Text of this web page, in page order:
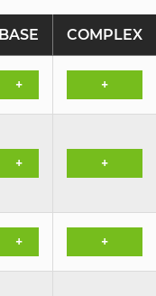
BASE COMPLEX
+ +
+ +
+ +